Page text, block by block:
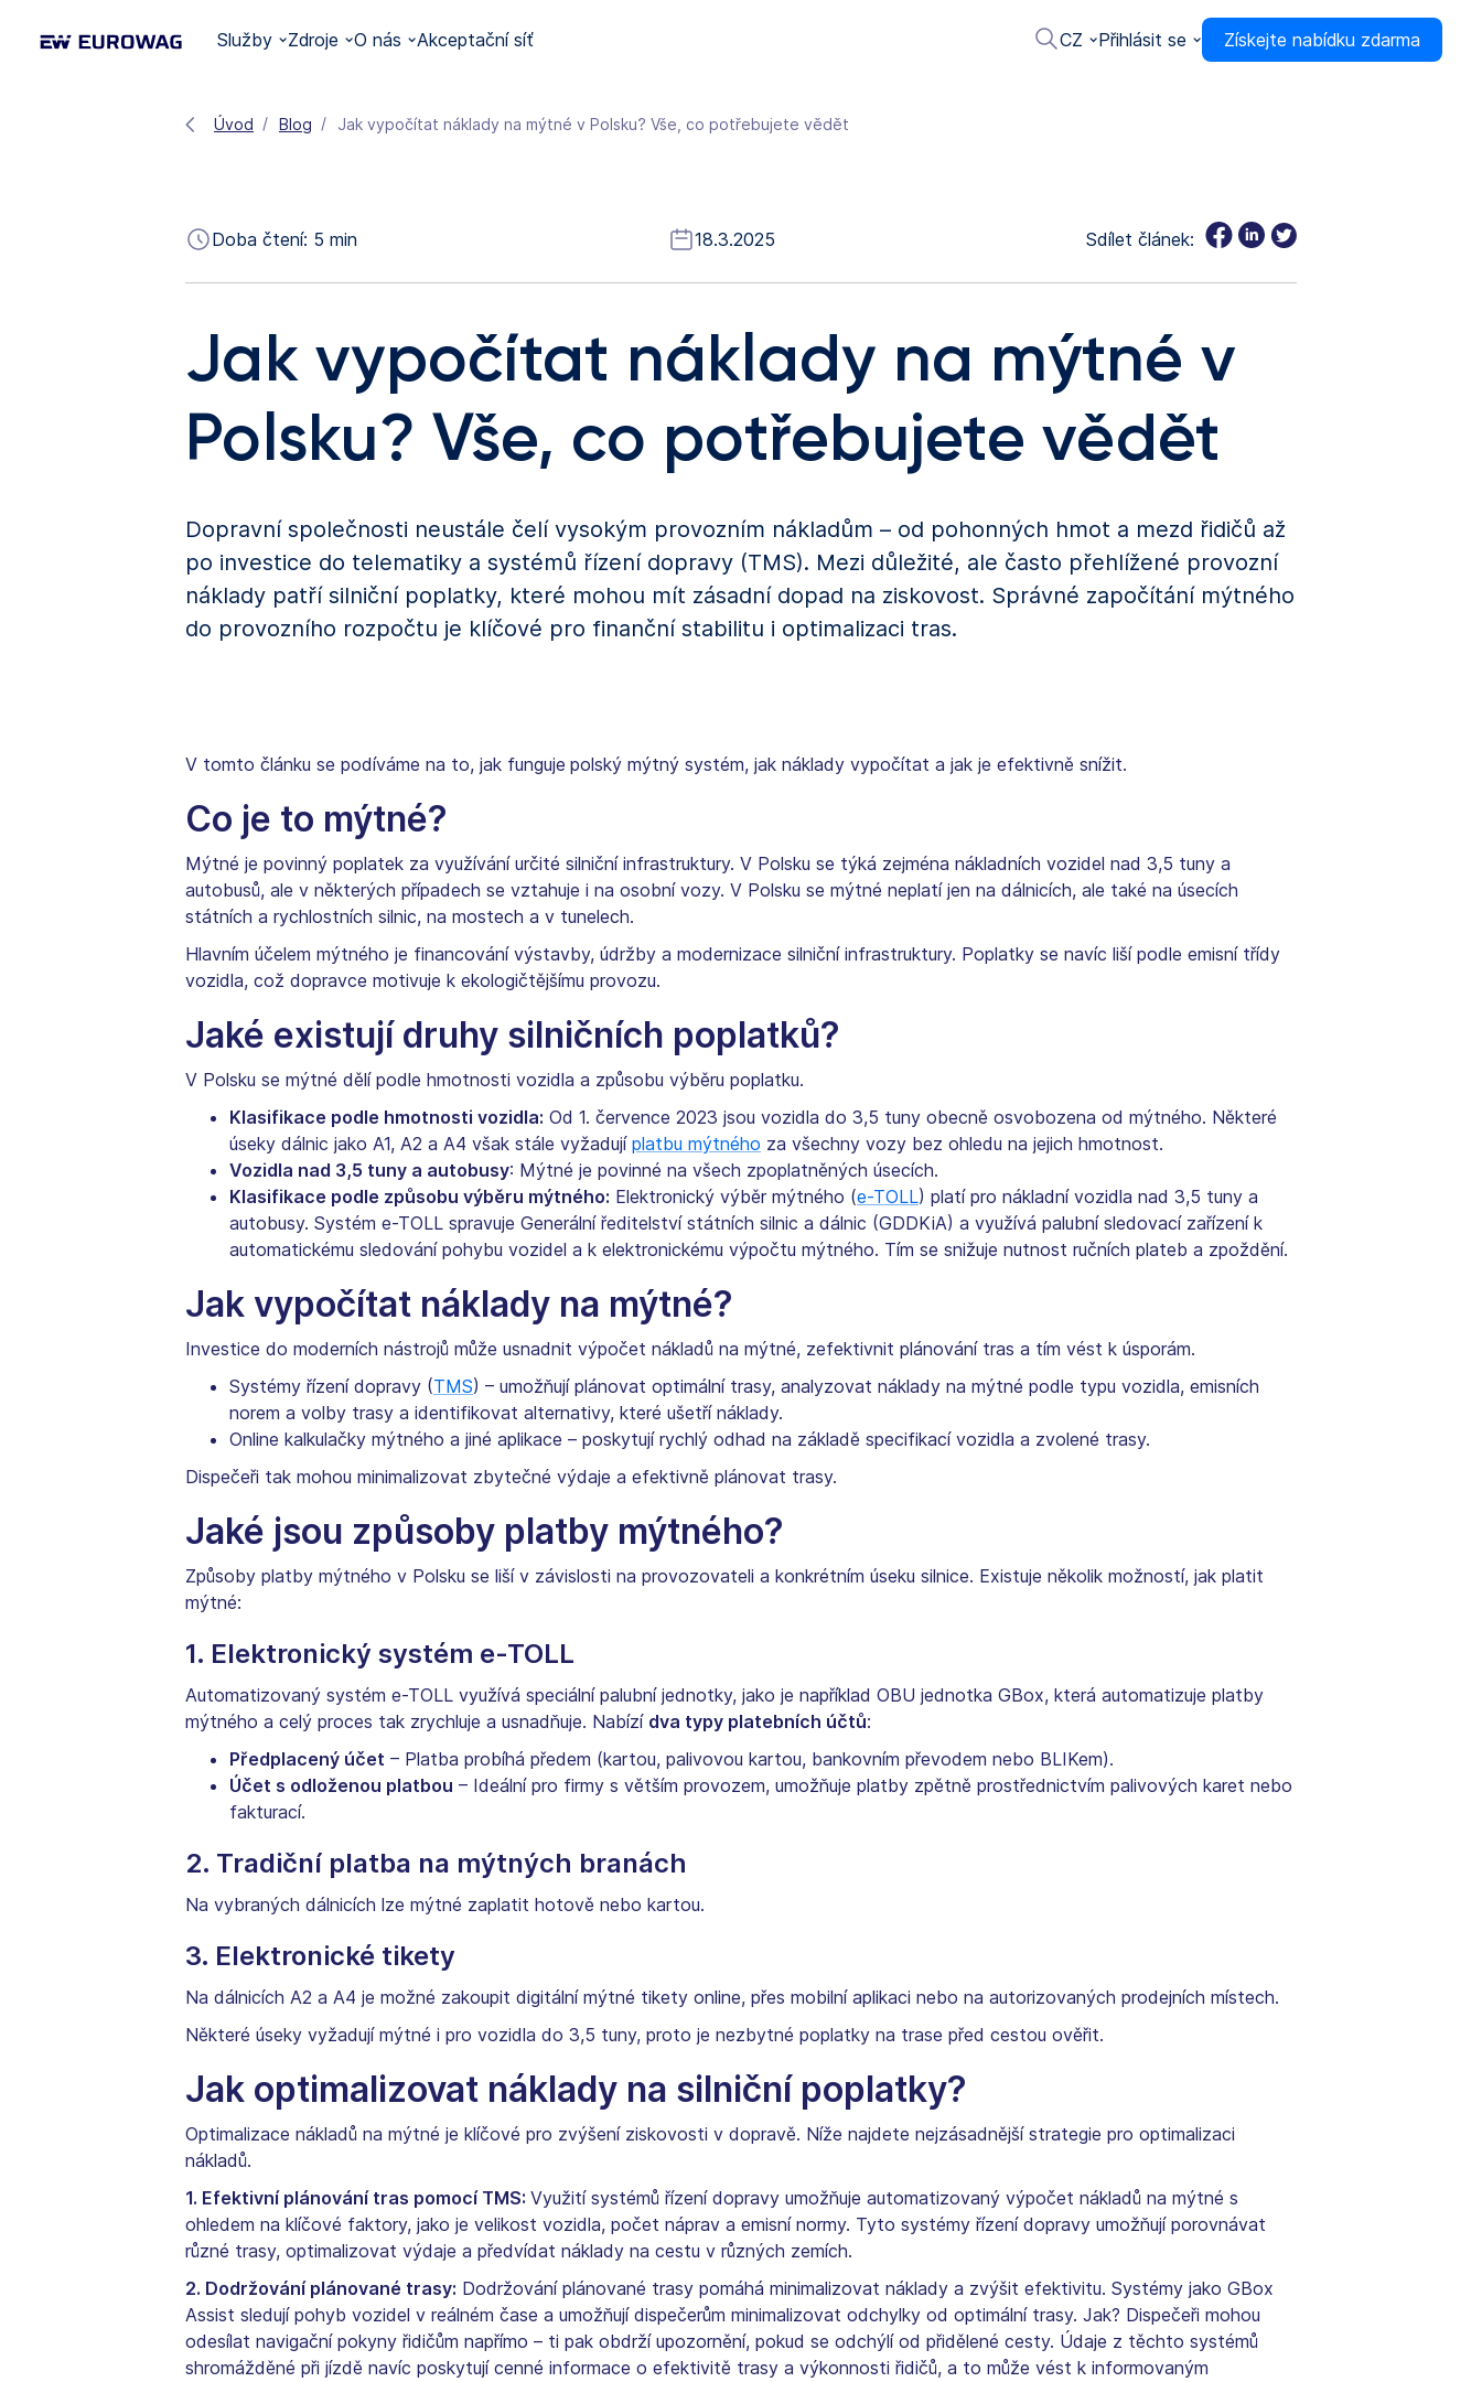
Služby Zdroje O nás Akceptační síť CZ Přihlásit se Získejte nabídku zdarma
Úvod Blog Jak vypočítat náklady na mýtné v Polsku? Vše, co potřebujete vědět
Doba čtení: 5 min 18.3.2025 Sdílet článek:
Jak vypočítat náklady na mýtné v
Polsku? Vše, co potřebujete vědět
Dopravní společnosti neustále čelí vysokým provozním nákladům – od pohonných hmot a mezd řidičů až
po investice do telematiky a systémů řízení dopravy (TMS). Mezi důležité, ale často přehlížené provozní
náklady patří silniční poplatky, které mohou mít zásadní dopad na ziskovost. Správné započítání mýtného
do provozního rozpočtu je klíčové pro finanční stabilitu i optimalizaci tras.
V tomto článku se podíváme na to, jak funguje polský mýtný systém, jak náklady vypočítat a jak je efektivně snížit.
Co je to mýtné?
Mýtné je povinný poplatek za využívání určité silniční infrastruktury. V Polsku se týká zejména nákladních vozidel nad 3,5 tuny a
autobusů, ale v některých případech se vztahuje i na osobní vozy. V Polsku se mýtné neplatí jen na dálnicích, ale také na úsecích
státních a rychlostních silnic, na mostech a v tunelech.
Hlavním účelem mýtného je financování výstavby, údržby a modernizace silniční infrastruktury. Poplatky se navíc liší podle emisní třídy
vozidla, což dopravce motivuje k ekologičtějšímu provozu.
Jaké existují druhy silničních poplatků?
V Polsku se mýtné dělí podle hmotnosti vozidla a způsobu výběru poplatku.
Klasifikace podle hmotnosti vozidla: Od 1. července 2023 jsou vozidla do 3,5 tuny obecně osvobozena od mýtného. Některé
úseky dálnic jako A1, A2 a A4 však stále vyžadují platbu mýtného za všechny vozy bez ohledu na jejich hmotnost.
Vozidla nad 3,5 tuny a autobusy: Mýtné je povinné na všech zpoplatněných úsecích.
Klasifikace podle způsobu výběru mýtného: Elektronický výběr mýtného (e-TOLL) platí pro nákladní vozidla nad 3,5 tuny a
autobusy. Systém e-TOLL spravuje Generální ředitelství státních silnic a dálnic (GDDKiA) a využívá palubní sledovací zařízení k
automatickému sledování pohybu vozidel a k elektronickému výpočtu mýtného. Tím se snižuje nutnost ručních plateb a zpoždění.
Jak vypočítat náklady na mýtné?
Investice do moderních nástrojů může usnadnit výpočet nákladů na mýtné, zefektivnit plánování tras a tím vést k úsporám.
Systémy řízení dopravy (TMS) – umožňují plánovat optimální trasy, analyzovat náklady na mýtné podle typu vozidla, emisních
norem a volby trasy a identifikovat alternativy, které ušetří náklady.
Online kalkulačky mýtného a jiné aplikace – poskytují rychlý odhad na základě specifikací vozidla a zvolené trasy.
Dispečeři tak mohou minimalizovat zbytečné výdaje a efektivně plánovat trasy.
Jaké jsou způsoby platby mýtného?
Způsoby platby mýtného v Polsku se liší v závislosti na provozovateli a konkrétním úseku silnice. Existuje několik možností, jak platit
mýtné:
1. Elektronický systém e-TOLL
Automatizovaný systém e-TOLL využívá speciální palubní jednotky, jako je například OBU jednotka GBox, která automatizuje platby
mýtného a celý proces tak zrychluje a usnadňuje. Nabízí dva typy platebních účtů:
Předplacený účet – Platba probíhá předem (kartou, palivovou kartou, bankovním převodem nebo BLIKem).
Účet s odloženou platbou – Ideální pro firmy s větším provozem, umožňuje platby zpětně prostřednictvím palivových karet nebo
fakturací.
2. Tradiční platba na mýtných branách
Na vybraných dálnicích lze mýtné zaplatit hotově nebo kartou.
3. Elektronické tikety
Na dálnicích A2 a A4 je možné zakoupit digitální mýtné tikety online, přes mobilní aplikaci nebo na autorizovaných prodejních místech.
Některé úseky vyžadují mýtné i pro vozidla do 3,5 tuny, proto je nezbytné poplatky na trase před cestou ověřit.
Jak optimalizovat náklady na silniční poplatky?
Optimalizace nákladů na mýtné je klíčové pro zvýšení ziskovosti v dopravě. Níže najdete nejzásadnější strategie pro optimalizaci
nákladů.
1. Efektivní plánování tras pomocí TMS: Využití systémů řízení dopravy umožňuje automatizovaný výpočet nákladů na mýtné s
ohledem na klíčové faktory, jako je velikost vozidla, počet náprav a emisní normy. Tyto systémy řízení dopravy umožňují porovnávat
různé trasy, optimalizovat výdaje a předvídat náklady na cestu v různých zemích.
2. Dodržování plánované trasy: Dodržování plánované trasy pomáhá minimalizovat náklady a zvýšit efektivitu. Systémy jako GBox
Assist sledují pohyb vozidel v reálném čase a umožňují dispečerům minimalizovat odchylky od optimální trasy. Jak? Dispečeři mohou
odesílat navigační pokyny řidičům napřímo – ti pak obdrží upozornění, pokud se odchýlí od přidělené cesty. Údaje z těchto systémů
shromážděné při jízdě navíc poskytují cenné informace o efektivitě trasy a výkonnosti řidičů, a to může vést k informovaným